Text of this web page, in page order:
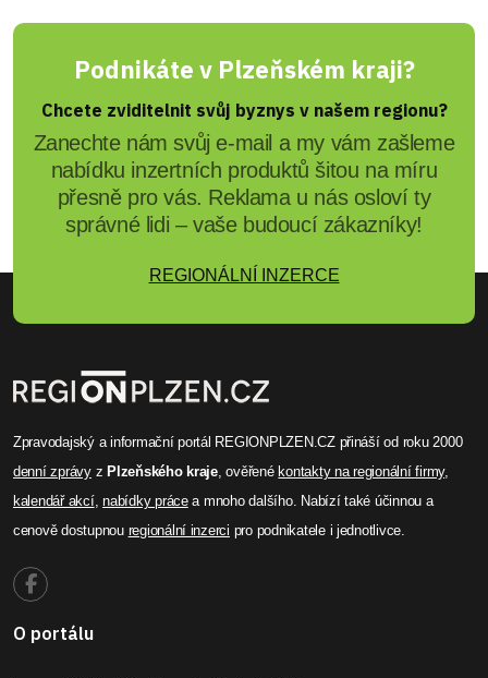
Podnikáte v Plzeňském kraji?
Chcete zviditelnit svůj byznys v našem regionu?
Zanechte nám svůj e-mail a my vám zašleme
nabídku inzertních produktů šitou na míru
přesně pro vás. Reklama u nás osloví ty
správné lidi – vaše budoucí zákazníky!
REGIONÁLNÍ INZERCE
Zpravodajský a informační portál REGIONPLZEN.CZ přináší od roku 2000
denní zprávyz Plzeňského kraje, ověřené kontakty na regionální firmy,
kalendář akcí,nabídky prácea mnoho dalšího. Nabízí také účinnou a
cenově dostupnou regionální inzerci pro podnikatele i jednotlivce.
O portálu